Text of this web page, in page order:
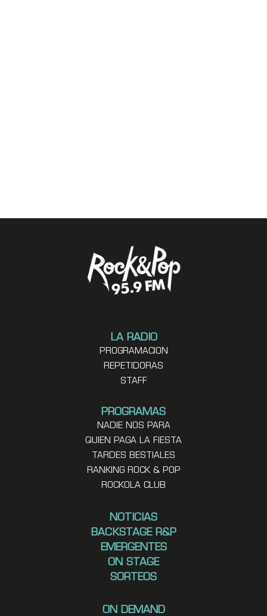
LA RADIO
PROGRAMACION
REPETIDORAS
STAFF
PROGRAMAS
NADIE NOS PARA
QUIEN PAGA LA FIESTA
TARDES BESTIALES
RANKING ROCK & POP
ROCKOLA CLUB
NOTICIAS
BACKSTAGE R&P
EMERGENTES
ON STAGE
SORTEOS
ON DEMAND